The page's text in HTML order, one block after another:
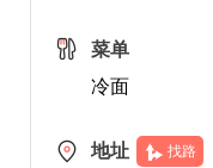
菜单
冷面
地址 找路